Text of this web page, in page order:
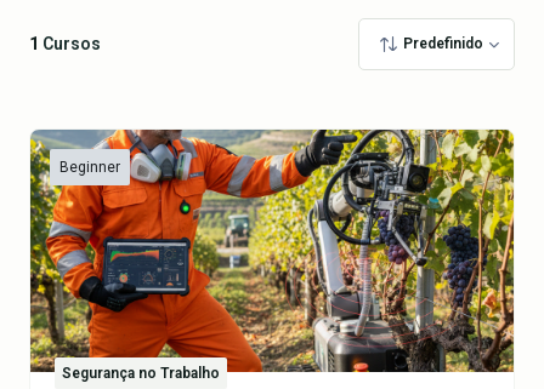
1 Cursos Predefinido
Beginner
Segurança no Trabalho